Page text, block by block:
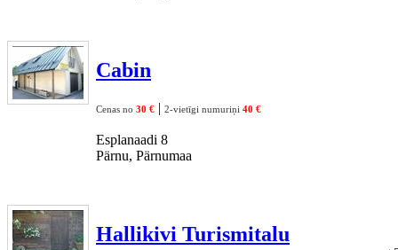
Cabin
Cenas no 30 € | 2-vietīgi numuriņi 40 €
Esplanaadi 8
Pärnu, Pärnumaa
Hallikivi Turismitalu